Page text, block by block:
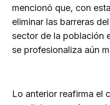
mencionó que, con
eliminar las barreras
sector de la población
se profesionaliza aún
Lo anterior reafirma el